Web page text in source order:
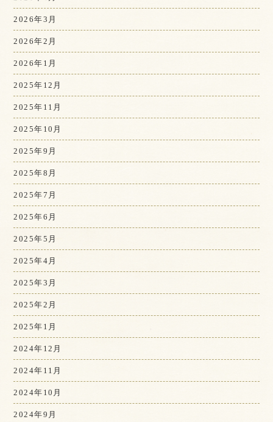
2026年3月
2026年2月
2026年1月
2025年12月
2025年11月
2025年10月
2025年9月
2025年8月
2025年7月
2025年6月
2025年5月
2025年4月
2025年3月
2025年2月
2025年1月
2024年12月
2024年11月
2024年10月
2024年9月